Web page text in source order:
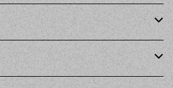
ティーナ ラバーズ）
デーガール）
ズ）
ズ）